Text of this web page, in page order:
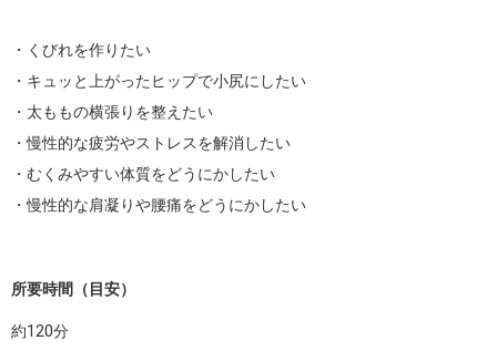
・くびれを作りたい
・キュッと上がったヒップで小尻にしたい
・太ももの横張りを整えたい
・慢性的な疲労やストレスを解消したい
・むくみやすい体質をどうにかしたい
・慢性的な肩凝りや腰痛をどうにかしたい
所要時間（目安）
約120分